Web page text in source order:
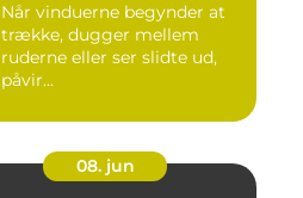
Når vinduerne begynder at
trække, dugger mellem
ruderne eller ser slidte ud,
påvir...
08. jun